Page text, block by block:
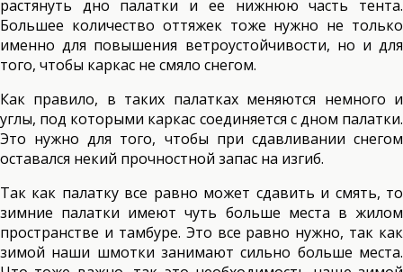
растянуть дно палатки и ее нижнюю часть тента.
Большее количество оттяжек тоже нужно не только
именно для повышения ветроустойчивости, но и для
того, чтобы каркас не смяло снегом.
Как правило, в таких палатках меняются немного и
углы, под которыми каркас соединяется с дном палатки.
Это нужно для того, чтобы при сдавливании снегом
оставался некий прочностной запас на изгиб.
Так как палатку все равно может сдавить и смять, то
зимние палатки имеют чуть больше места в жилом
пространстве и тамбуре. Это все равно нужно, так как
зимой наши шмотки занимают сильно больше места.